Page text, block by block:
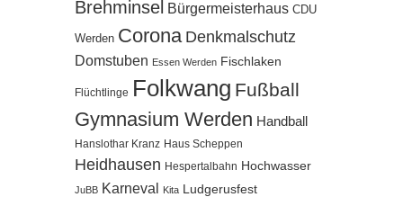
Brehminsel Bürgermeisterhaus CDU
Werden Corona Denkmalschutz
Domstuben Essen Werden Fischlaken
Flüchtlinge Folkwang Fußball
Gymnasium Werden Handball
Hanslothar Kranz Haus Scheppen
Heidhausen Hespertalbahn Hochwasser
JuBB Karneval Kita Ludgerusfest